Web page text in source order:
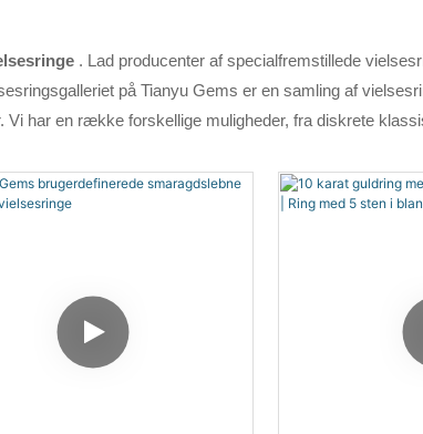
. Lad producenter af specialfremstillede
på Tianyu Gems er en samling af
Vi har en række forskellige muligheder, fra diskrete